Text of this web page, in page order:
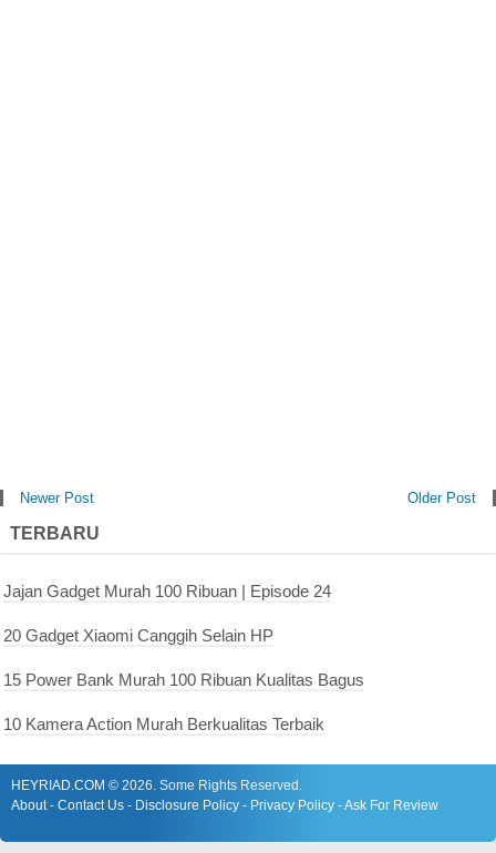
Newer Post Older Post
TERBARU
Jajan Gadget Murah 100 Ribuan | Episode 24
20 Gadget Xiaomi Canggih Selain HP
15 Power Bank Murah 100 Ribuan Kualitas Bagus
10 Kamera Action Murah Berkualitas Terbaik
HEYRIAD.COM © 2026. Some Rights Reserved.
About - Contact Us - Disclosure Policy - Privacy Policy -Ask For Review